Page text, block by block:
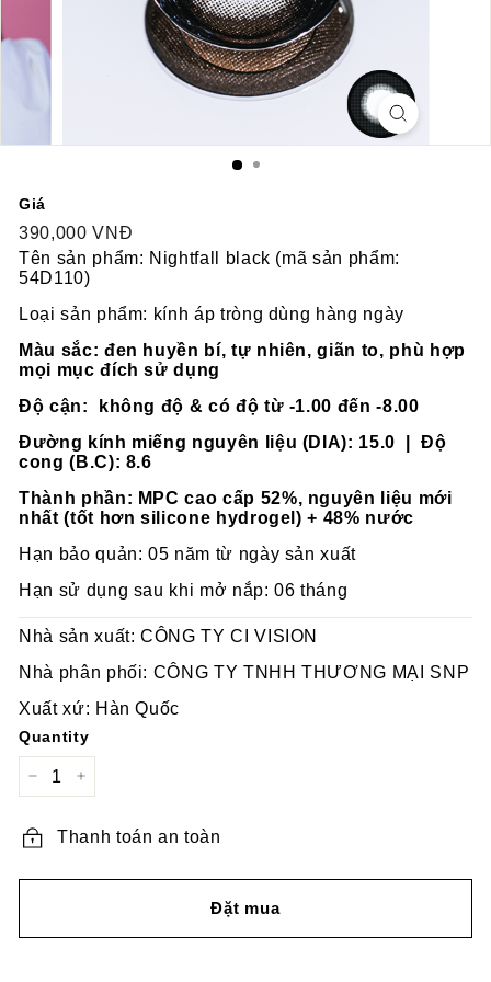
Giá
Regular
price
Sale
price
390,000 VNĐ
VNĐ
Tên sản phẩm: Nightfall black (mã sản phẩm:
54D110)
Loại sản phẩm: kính áp tròng dùng hàng ngày
Màu sắc: đen huyền bí, tự nhiên, giãn to, phù hợp
mọi mục đích sử dụng
Độ cận: không độ & có độ từ -1.00 đến -8.00
Đường kính miếng nguyên liệu (DIA): 15.0 | Độ
cong (B.C): 8.6
Thành phần: MPC cao cấp 52%, nguyên liệu mới
nhất (tốt hơn silicone hydrogel) + 48% nước
Hạn bảo quản: 05 năm từ ngày sản xuất
Hạn sử dụng sau khi mở nắp: 06 tháng
Nhà sản xuất: CÔNG TY CI VISION
Nhà phân phối: CÔNG TY TNHH THƯƠNG MẠI SNP
Xuất xứ: Hàn Quốc
Quantity
Thanh toán an toàn
Đặt mua